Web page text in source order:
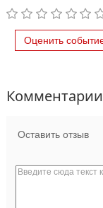
Оценить
Оставить отзыв